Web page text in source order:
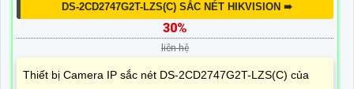
DS-2CD2747G2T-LZS(C) SẮC NÉT HIKVISION ➠
30%
liên hệ
Thiết bị Camera IP sắc nét DS-2CD2747G2T-LZS(C) của